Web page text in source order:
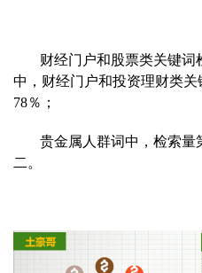
财经门户和股票类关键词
中，财经门户和投资理财类
78％；
贵金属人群词中，检索量
二。